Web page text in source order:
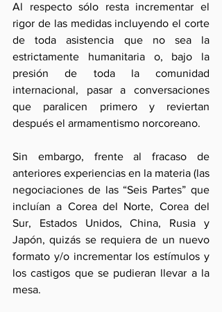
Al respecto sólo resta incrementar el
rigor de las medidas incluyendo el corte
de toda asistencia que no sea la
estrictamente humanitaria o, bajo la
presión de toda la comunidad
internacional, pasar a conversaciones
que paralicen primero y reviertan
después el armamentismo norcoreano.
Sin embargo, frente al fracaso de
anteriores experiencias en la materia (las
negociaciones de las “Seis Partes” que
incluían a Corea del Norte, Corea del
Sur, Estados Unidos, China, Rusia y
Japón, quizás se requiera de un nuevo
formato y/o incrementar los estímulos y
los castigos que se pudieran llevar a la
mesa.